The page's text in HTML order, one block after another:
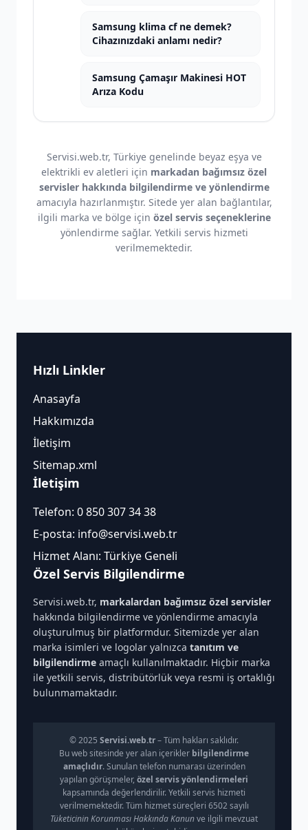
Samsung klima cf ne demek?
Cihazınızdaki anlamı nedir?
Samsung Çamaşır Makinesi HOT
Arıza Kodu
Servisi.web.tr, Türkiye genelinde beyaz eşya ve
elektrikli ev aletleri için markadan bağımsız özel
servisler hakkında bilgilendirme ve yönlendirme
amacıyla hazırlanmıştır. Sitede yer alan bağlantılar,
ilgili marka ve bölge için özel servis seçeneklerine
yönlendirme sağlar. Yetkili servis hizmeti
verilmemektedir.
Hızlı Linkler
Anasayfa
Hakkımızda
İletişim
Sitemap.xml
İletişim
Telefon: 0 850 307 34 38
E-posta: info@servisi.web.tr
Hizmet Alanı: Türkiye Geneli
Özel Servis Bilgilendirme
Servisi.web.tr, markalardan bağımsız özel servisler
hakkında bilgilendirme ve yönlendirme amacıyla
oluşturulmuş bir platformdur. Sitemizde yer alan
marka isimleri ve logolar yalnızca tanıtım ve
bilgilendirme amaçlı kullanılmaktadır. Hiçbir marka
ile yetkili servis, distribütörlük veya resmi iş ortaklığı
bulunmamaktadır.
© 2025 Servisi.web.tr– Tüm hakları saklıdır.
Bu web sitesinde yer alan içerikler bilgilendirme
amaçlıdır. Sunulan telefon numarası üzerinden
yapılan görüşmeler, özel servis yönlendirmeleri
kapsamında değerlendirilir. Yetkili servis hizmeti
verilmemektedir. Tüm hizmet süreçleri 6502 sayılı
Tüketicinin Korunması Hakkında Kanunve ilgili mevzuat